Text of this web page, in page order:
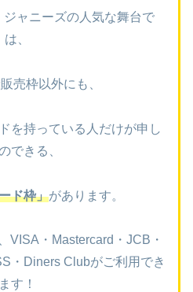
ャニーズの人気な舞台で
は、
売枠以外にも、
を持っている人だけが申し
できる、
ド枠」があります。
VISA・Mastercard・JCB・
・Diners Clubがご利用でき
ます！